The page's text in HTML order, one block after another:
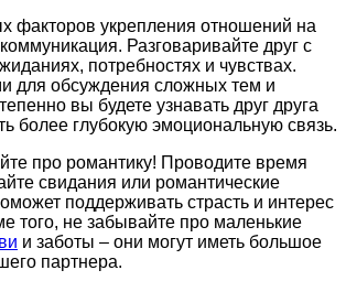
факторов укрепления отношений на
Разговаривайте друг с
потребностях и чувствах.
для обсуждения сложных тем и
вы будете узнавать друг друга
более глубокую эмоциональную связь.
про романтику! Проводите время
свидания или романтические
поддерживать страсть и интерес
того, не забывайте про маленькие
и заботы – они могут иметь большое
партнера.